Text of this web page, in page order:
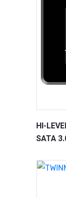
HI-
SATA